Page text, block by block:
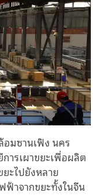
มซานเฟิง นคร
ารเผาขยะเพื่อผลิต
ะไปยังหลาย
ฟ้าจากขยะทั้งในจีน